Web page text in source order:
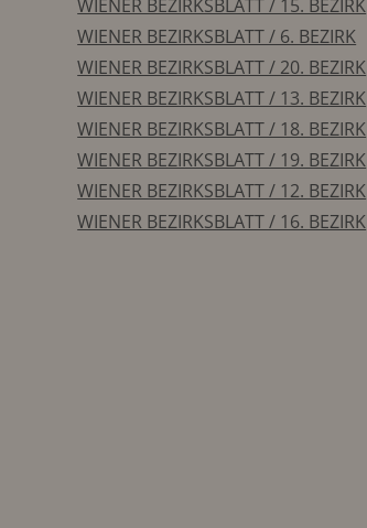
WIENER BEZIRKSBLATT / 15. BEZIRK
WIENER BEZIRKSBLATT / 6. BEZIRK
WIENER BEZIRKSBLATT / 20. BEZIRK
WIENER BEZIRKSBLATT / 13. BEZIRK
WIENER BEZIRKSBLATT / 18. BEZIRK
WIENER BEZIRKSBLATT / 19. BEZIRK
WIENER BEZIRKSBLATT / 12. BEZIRK
WIENER BEZIRKSBLATT / 16. BEZIRK